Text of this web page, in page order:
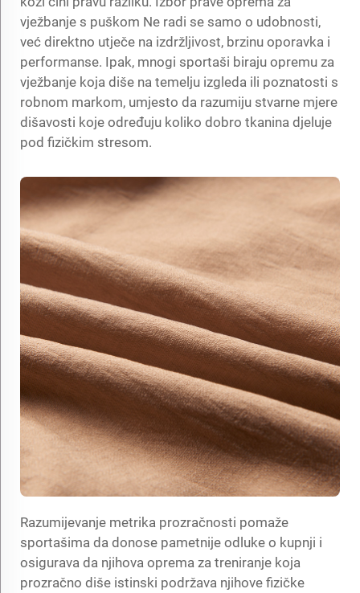
vježbanje s puškom Ne radi se samo o udobnosti,
već direktno utječe na izdržljivost, brzinu oporavka i
performanse. Ipak, mnogi sportaši biraju opremu za
vježbanje koja diše na temelju izgleda ili poznatosti s
robnom markom, umjesto da razumiju stvarne mjere
dišavosti koje određuju koliko dobro tkanina djeluje
pod fizičkim stresom.
Razumijevanje metrika prozračnosti pomaže
sportašima da donose pametnije odluke o kupnji i
osigurava da njihova oprema za treniranje koja
prozračno diše istinski podržava njihove fizičke